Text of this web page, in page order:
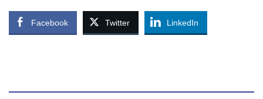
Facebook Twitter LinkedIn